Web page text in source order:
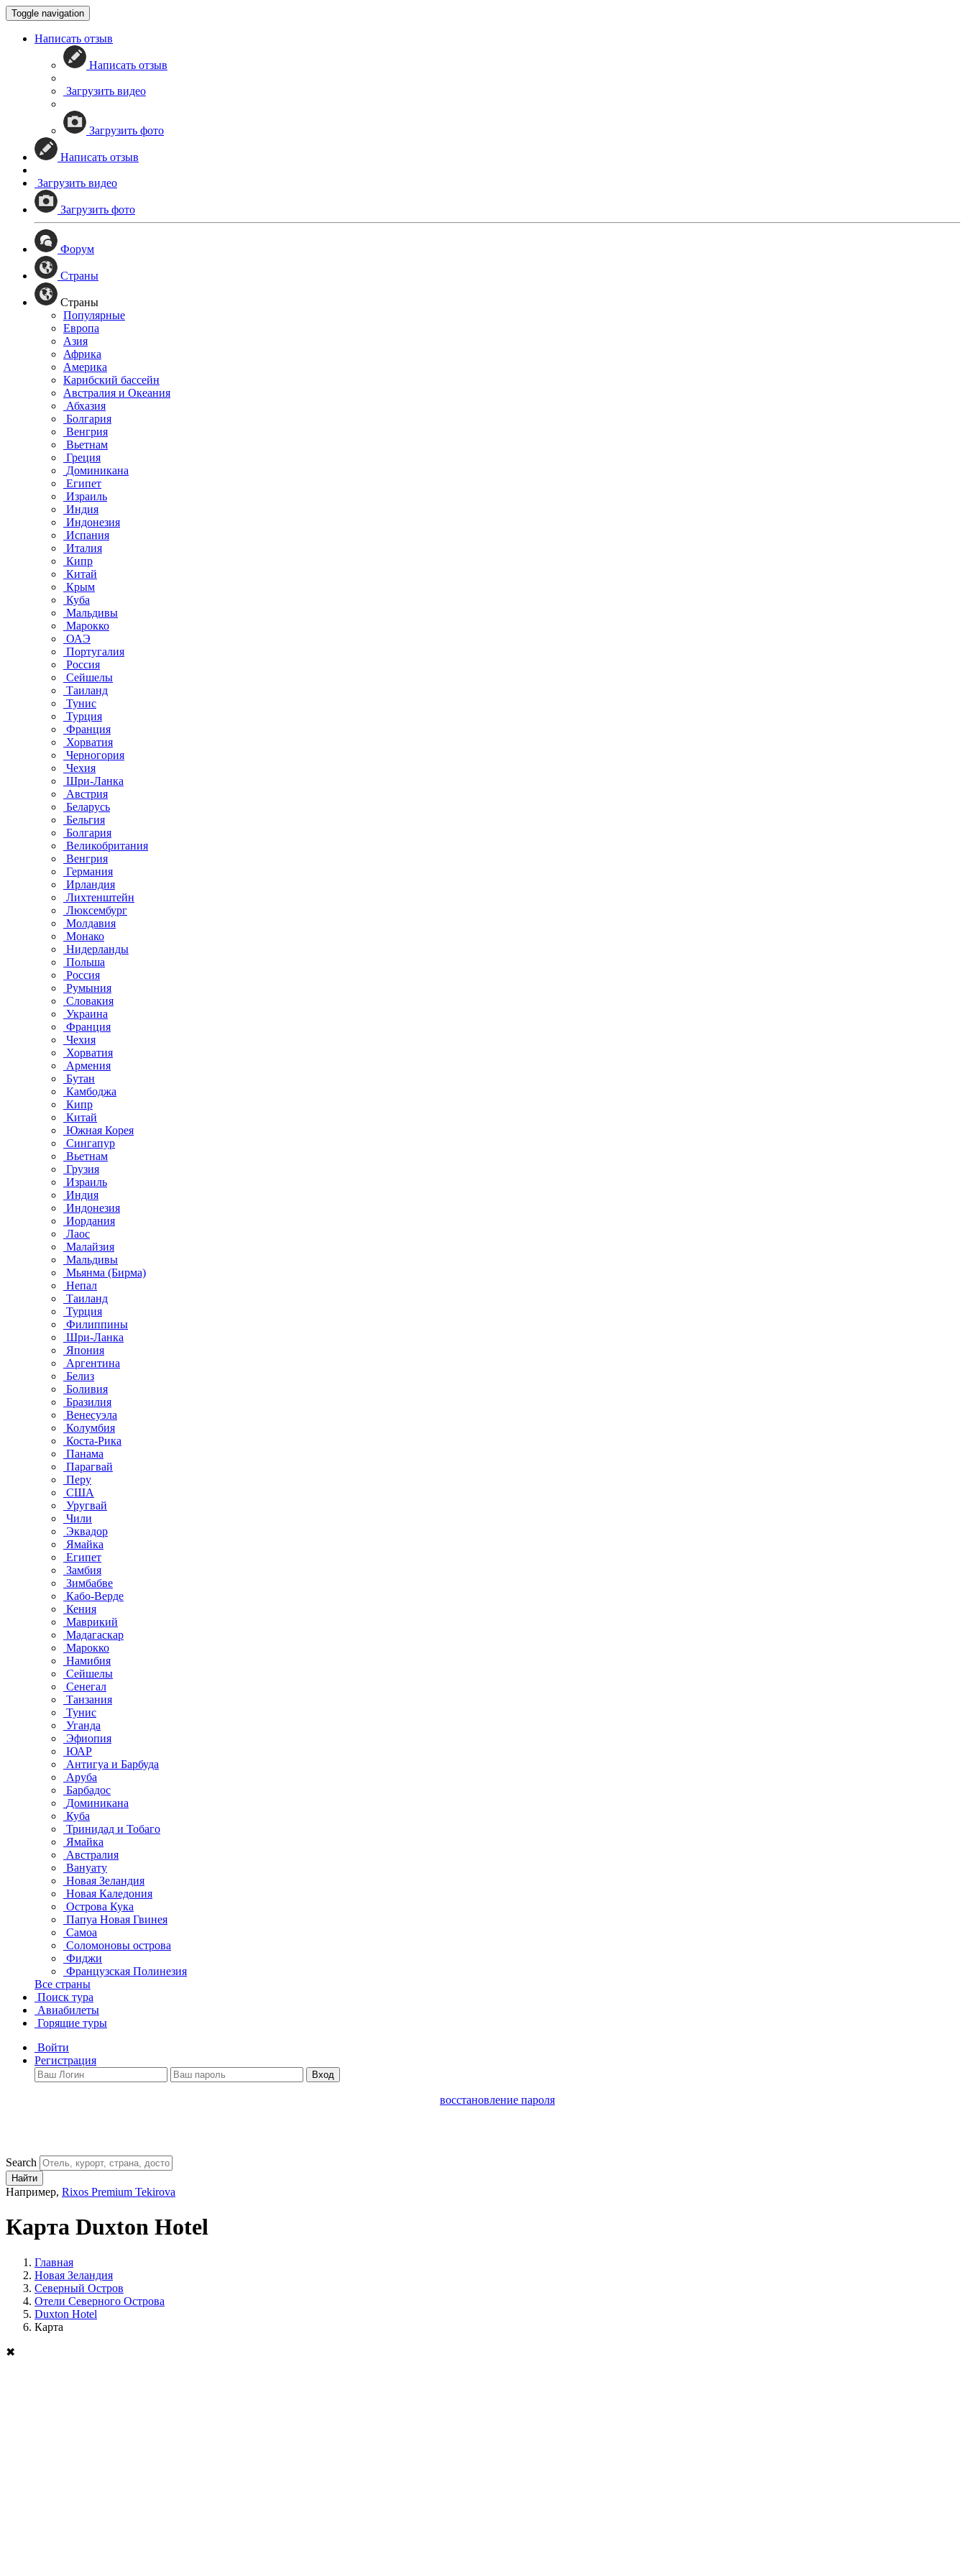
Toggle navigation
Написать отзыв
Написать отзыв
Загрузить видео
Загрузить фото
Написать отзыв
Загрузить видео
Загрузить фото
Форум
Страны
Страны
Популярные
Европа
Азия
Африка
Америка
Карибский бассейн
Австралия и Океания
Абхазия
Болгария
Венгрия
Вьетнам
Греция
Доминикана
Египет
Израиль
Индия
Индонезия
Испания
Италия
Кипр
Китай
Крым
Куба
Мальдивы
Марокко
ОАЭ
Португалия
Россия
Сейшелы
Таиланд
Тунис
Турция
Франция
Хорватия
Черногория
Чехия
Шри-Ланка
Австрия
Беларусь
Бельгия
Болгария
Великобритания
Венгрия
Германия
Ирландия
Лихтенштейн
Люксембург
Молдавия
Монако
Нидерланды
Польша
Россия
Румыния
Словакия
Украина
Франция
Чехия
Хорватия
Армения
Бутан
Камбоджа
Кипр
Китай
Южная Корея
Сингапур
Вьетнам
Грузия
Израиль
Индия
Индонезия
Иордания
Лаос
Малайзия
Мальдивы
Мьянма (Бирма)
Непал
Таиланд
Турция
Филиппины
Шри-Ланка
Япония
Аргентина
Белиз
Боливия
Бразилия
Венесуэла
Колумбия
Коста-Рика
Панама
Парагвай
Перу
США
Уругвай
Чили
Эквадор
Ямайка
Египет
Замбия
Зимбабве
Кабо-Верде
Кения
Маврикий
Мадагаскар
Марокко
Намибия
Сейшелы
Сенегал
Танзания
Тунис
Уганда
Эфиопия
ЮАР
Антигуа и Барбуда
Аруба
Барбадос
Доминикана
Куба
Тринидад и Тобаго
Ямайка
Австралия
Вануату
Новая Зеландия
Новая Каледония
Острова Кука
Папуа Новая Гвинея
Самоа
Соломоновы острова
Фиджи
Французская Полинезия
Все страны
Поиск тура
Авиабилеты
Горящие туры
Войти
Регистрация
Вход
восстановление пароля
Search
Найти
Например, Rixos Premium Tekirova
Карта Duxton Hotel
Главная
Новая Зеландия
Северный Остров
Отели Северного Острова
Duxton Hotel
Карта
✖